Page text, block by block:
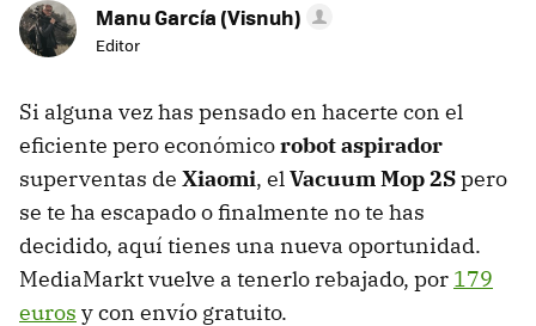
Manu García (Visnuh)
Editor
Si alguna vez has pensado en hacerte con el
eficiente pero económicorobot aspirador
superventas de Xiaomi, elVacuum Mop 2Spero
se te ha escapado o finalmente no te has
decidido, aquí tienes una nueva oportunidad.
MediaMarkt vuelve a tenerlo rebajado, por 179
euros y con envío gratuito.